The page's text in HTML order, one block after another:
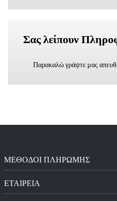
Σας λείπουν
Παρακαλώ γράψτε μας
ΜΈΘΟΔΟΙ ΠΛΗΡΩΜΉΣ
ΕΤΑΙΡΕΙΑ